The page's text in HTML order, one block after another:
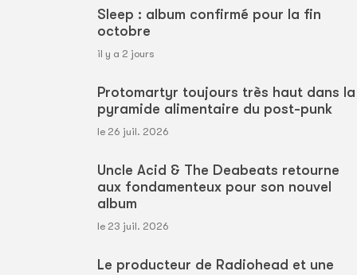
Sleep : album confirmé pour la fin
octobre
il y a 2 jours
Protomartyr toujours très haut dans la
pyramide alimentaire du post-punk
le 26 juil. 2026
Uncle Acid & The Deabeats retourne
aux fondamenteux pour son nouvel
album
le 23 juil. 2026
Le producteur de Radiohead et une